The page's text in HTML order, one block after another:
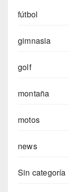
fútbol
gimnasia
golf
montaña
motos
news
Sin categoría